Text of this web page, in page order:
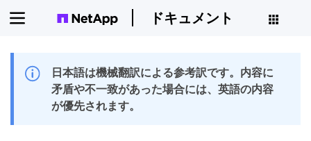
ドキュメント
日本語は機械翻訳による参考訳です。内容に
矛盾や不一致があった場合には、英語の内容
が優先されます。